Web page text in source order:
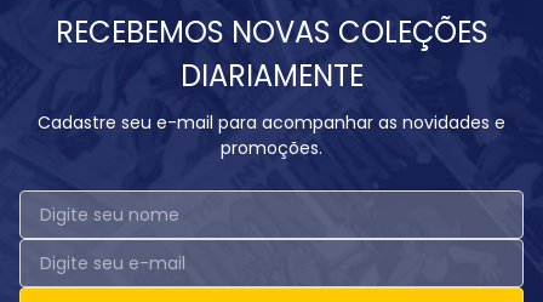
RECEBEMOS NOVAS COLEÇÕES
DIARIAMENTE
Cadastre seu e-mail para acompanhar as novidades e
promoções.